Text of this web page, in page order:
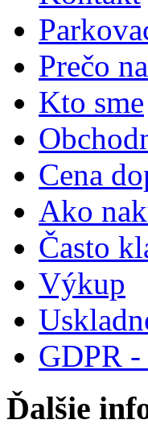
Prečo
Kto sme
Cena
Ako
Často
Výkup
GDPR
Ďalšie